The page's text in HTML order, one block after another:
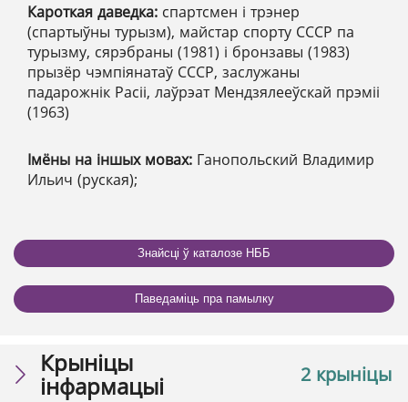
Кароткая даведка: спартсмен і трэнер
(спартыўны турызм), майстар спорту СССР па
турызму, сярэбраны (1981) і бронзавы (1983)
прызёр чэмпіянатаў СССР, заслужаны
падарожнік Расіі, лаўрэат Мендзялееўскай прэміі
(1963)
Імёны на іншых мовах: Ганопольский Владимир
Ильич (руская);
Знайсці ў каталозе НББ
Паведаміць пра памылку
2 крыніцы
Крыніцы
інфармацыі